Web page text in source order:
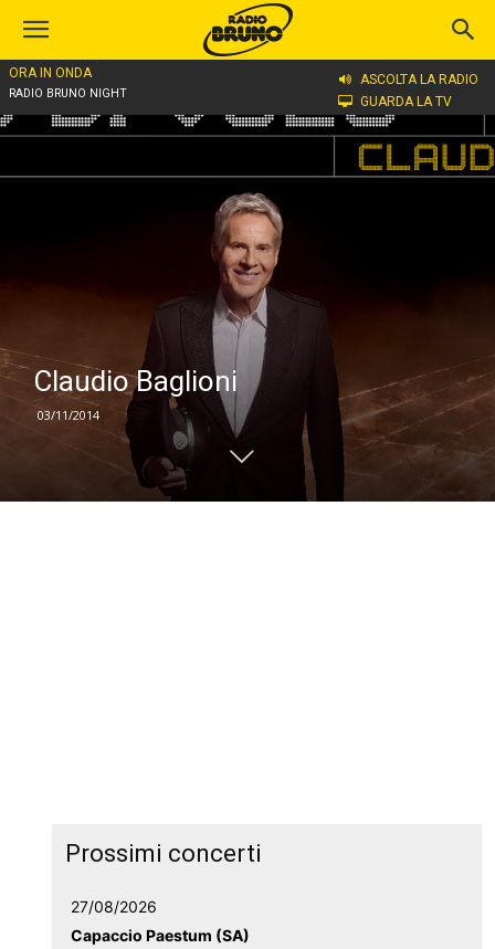
ORA IN ONDA
RADIO BRUNO NIGHT
ASCOLTA LA RADIO
GUARDA LA TV
Home
Claudio Baglioni
03/11/2014
Prossimi concerti
27/08/2026
Capaccio Paestum (SA)